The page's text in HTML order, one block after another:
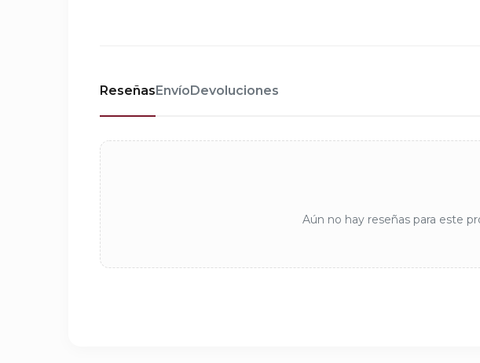
ReseñasEnvíoDevoluciones
Aún no hay reseñas para este